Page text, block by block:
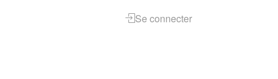
Se connecter